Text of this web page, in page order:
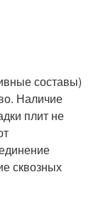
составы)
Наличие
плит не
сквозных